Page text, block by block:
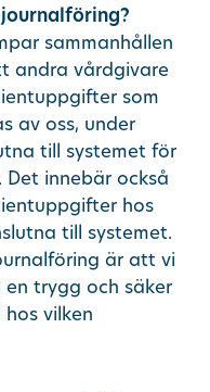
sammanhållen
andra vårdgivare
som
av oss, under
till systemet för
innebär också
hos
till systemet.
är att vi
trygg och säker
vilken